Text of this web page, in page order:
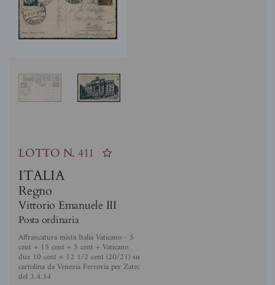
LOTTO N. 411
ITALIA
Regno
Vittorio Emanuele III
Posta ordinaria
Affrancatura mista Italia Vaticano - 5
cent + 15 cent + 5 cent + Vaticano
due 10 cent + 12 1/2 cent (20/21) su
cartolina da Venezia Ferrovia per Zatec
del 3.4.34